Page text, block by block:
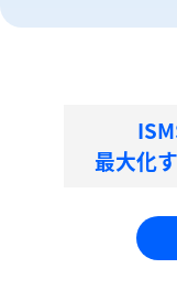
最大化